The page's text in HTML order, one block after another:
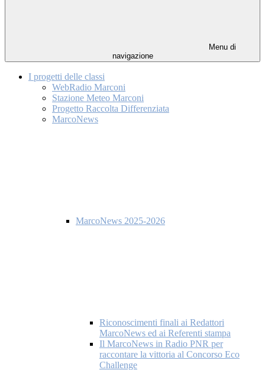
Menu di
navigazione
I progetti delle classi
WebRadio Marconi
Stazione Meteo Marconi
Progetto Raccolta Differenziata
MarcoNews
MarcoNews 2025-2026
Riconoscimenti finali ai Redattori
MarcoNews ed ai Referenti stampa
Il MarcoNews in Radio PNR per
raccontare la vittoria al Concorso Eco
Challenge